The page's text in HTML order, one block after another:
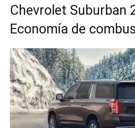
Chevrolet Suburban
Economía de